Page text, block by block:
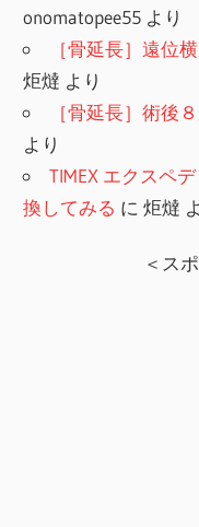
onomatopee55 より
［骨延長］遠位
炬燵 より
［骨延長］術後
より
TIMEX エクスペ
換してみる に炬燵
＜ス